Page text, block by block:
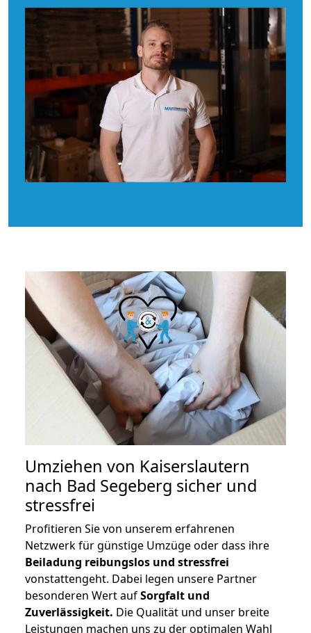
Umziehen von Kaiserslautern
nach Bad Segeberg sicher und
stressfrei
Profitieren Sie von unserem erfahrenen
Netzwerk für günstige Umzüge oder dass ihre
Beiladung reibungslos und stressfrei
vonstattengeht. Dabei legen unsere Partner
besonderen Wert aufSorgfalt und
Zuverlässigkeit. Die Qualität und unser breite
Leistungen machen uns zu der optimalen Wahl